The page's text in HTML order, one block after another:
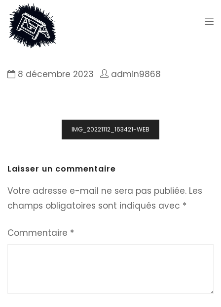
8 décembre 2023 admin9868
IMG_20221112_163421-WEB
Laisser un commentaire
Votre adresse e-mail ne sera pas publiée. Les
champs obligatoires sont indiqués avec *
Commentaire *